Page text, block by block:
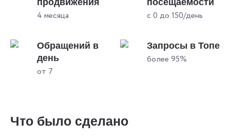
4 месяца с 0 до 150/день
Обращений в
день
от 7
Запросы в Топе
более 95%
Что было сделано